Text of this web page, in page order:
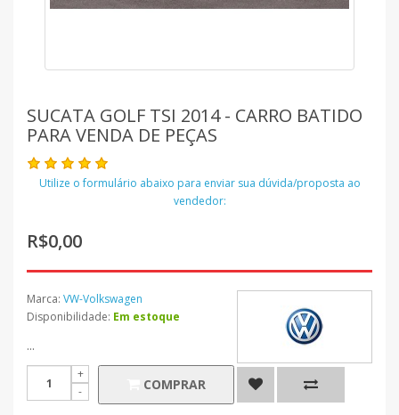
SUCATA GOLF TSI 2014 - CARRO BATIDO
PARA VENDA DE PEÇAS
Utilize o formulário abaixo para enviar sua dúvida/proposta ao
vendedor:
R$0,00
Marca: VW-Volkswagen
Disponibilidade: Em estoque
...
COMPRAR